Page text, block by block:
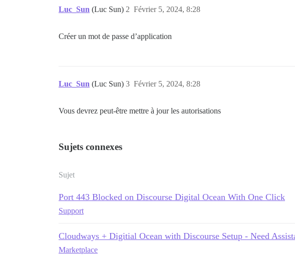
Luc_Sun (Luc Sun) Février 5, 2024, 8:28
2
Créer un mot de passe d’application
Luc_Sun (Luc Sun) Février 5, 2024, 8:28
3
Vous devrez peut-être mettre à jour les autorisations
Sujets connexes
Sujet
Port 443 Blocked on Discourse Digital Ocean With One Click
Support
Cloudways + Digitial Ocean with Discourse Setup - Need
Marketplace